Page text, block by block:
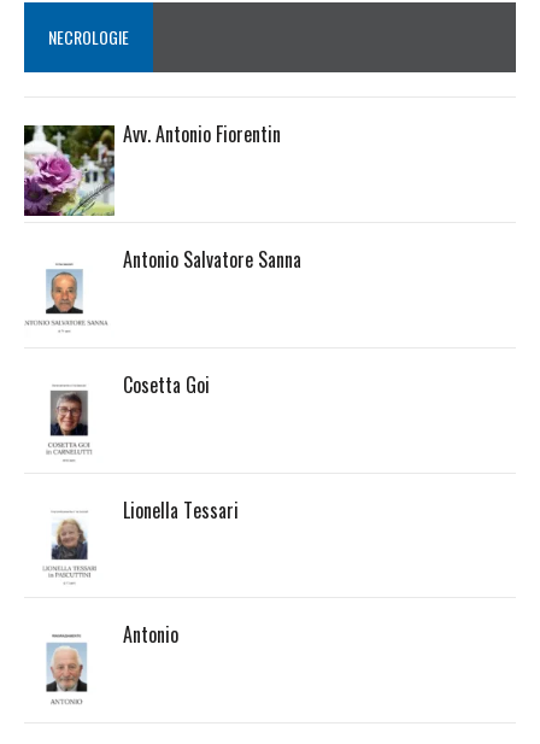
NECROLOGIE
Avv. Antonio Fiorentin
Antonio Salvatore Sanna
Cosetta Goi
Lionella Tessari
Antonio